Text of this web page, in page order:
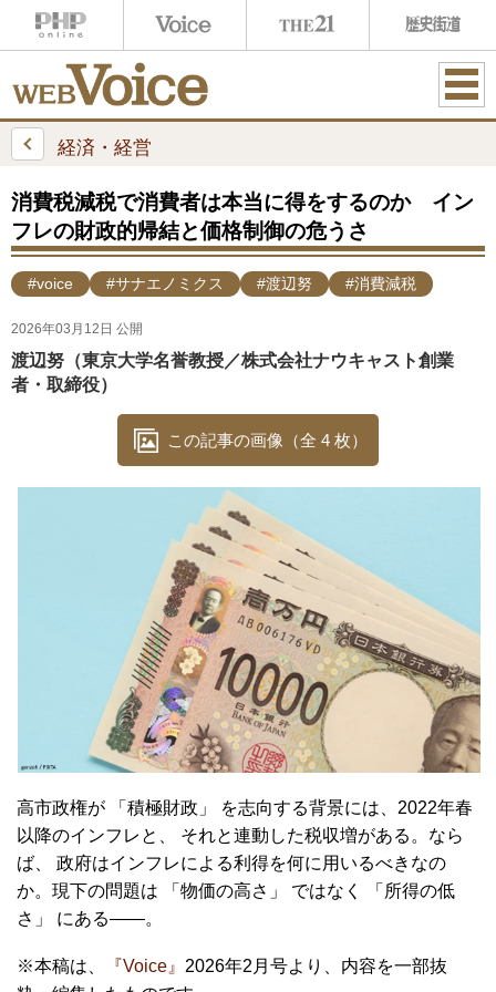
ME
経済・経営
消費税減税で消費者は本当に得をするのか イン
フレの財政的帰結と価格制御の危うさ
#voice #サナエノミクス #渡辺努 #消費減税
2026年03月12日 公開
渡辺努（東京大学名誉教授／株式会社ナウキャスト創業
者・取締役）
この記事の画像（全 4 枚）
高市政権が 「積極財政」 を志向する背景には、2022年春
以降のインフレと、 それと連動した税収増がある。なら
ば、 政府はインフレによる利得を何に用いるべきなの
か。現下の問題は 「物価の高さ」 ではなく 「所得の低
さ」 にある――。
※本稿は、 『Voice』 2026年2月号より、内容を一部抜